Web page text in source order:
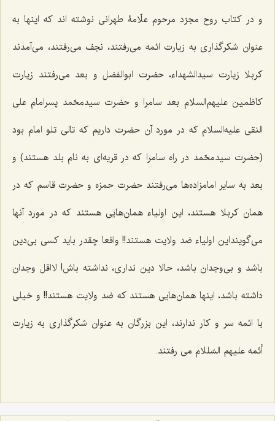
و در کتاب روح مجرّد مرحوم علّامۀ طهرانی نوشته اند که اینها به
عنوان شکرگذاری به زیارت ائمه می‌رفتند، نجف می‌رفتند، می‌آمدند
کربلا زیارت سیدالشهداء، حضرت ابوالفضل و بعد می‌رفتند زیارت
کاظمین علیهم‌السلام بعد سامرا و حضرت سیدمحّمد پسرامام علی
النقی‌ علیه‌السلام که در مورد آن حضرت داریم که تالی تلو امام بود
(حضرت سیدمحّمد در راه سامرا که در قریه‌ای به نام بلد هستند) و
بعد به سایر امامزاده‌ها می‌رفتند حضرت حمزه و حضرت قاسم که در
همان کربلا هستند، این اولیاء همان‌هایی هستند که در مورد آنها
می‌گوینداین اولیاء ضد ولایت هستند!! واقعا چقدر باید کسی بی‌دین
باشد و بی‌وجدان باشد، حالا دین نداری، نداشته باش! لااقل وجدان
داشته باشد، اینها همان‌هایی هستند که ضد ولایت هستند!! و خیلی
با ائمه سر و کار ندارند، این بزرگان به عنوان شکرگذاری به زیارت
أئمه علیهم السّللام می رفتند.